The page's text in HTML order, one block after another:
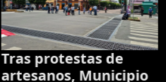
Tras protestas de
artesanos, Municipio